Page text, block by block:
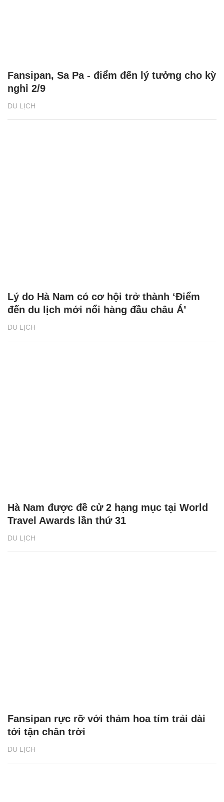
DU LỊCH
Fansipan, Sa Pa - điểm đến lý tưởng cho kỳ
nghỉ 2/9
DU LỊCH
Lý do Hà Nam có cơ hội trở thành ‘Điểm
đến du lịch mới nổi hàng đầu châu Á’
DU LỊCH
Hà Nam được đề cử 2 hạng mục tại World
Travel Awards lần thứ 31
DU LỊCH
Fansipan rực rỡ với thảm hoa tím trải dài
tới tận chân trời